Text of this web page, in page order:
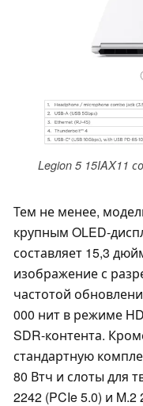
Legion 5 15IAX11
Тем не менее,
крупным OLED-
составляет 15,3
изображение с
частотой
000 нит в режиме
SDR-контента.
стандартную
80 Втч и слоты для
2242 (PCIe 5.0) и